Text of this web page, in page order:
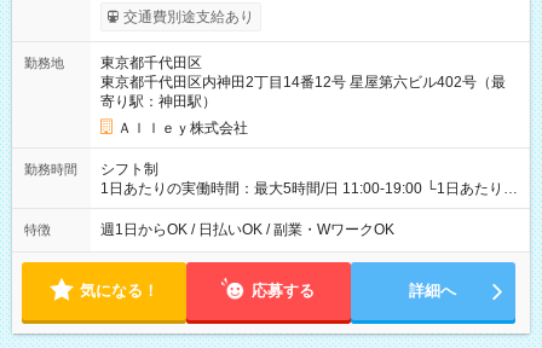
給与は本採用時と同じです。
交通費別途支給あり
勤務地
東京都千代田区
東京都千代田区内神田2丁目14番12号 星屋第六ビル402号（最
寄り駅：神田駅）
Ａｌｌｅｙ株式会社
勤務時間
シフト制
1日あたりの実働時間：最大5時間/日 11:00-19:00 └1日あたりの
実働時間：1-5時間 └上記の時間帯内であれば、いつでも勤務可
能！ └平日・土曜日の中で、お好きな曜日でご勤務いただけま
18:00 などのように、自由な働き方が可能なお仕事です！
特徴 週1日からOK / 日払いOK / 副業・WワークOK
気になる！ 応募する 詳細へ